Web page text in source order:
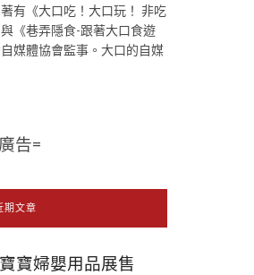
有《大口吃！大口玩！ 非吃
《巷弄隱食-跟著大口食遊
媒體協會監事。大口的自媒
告=
期文章
寶婦嬰用品展售